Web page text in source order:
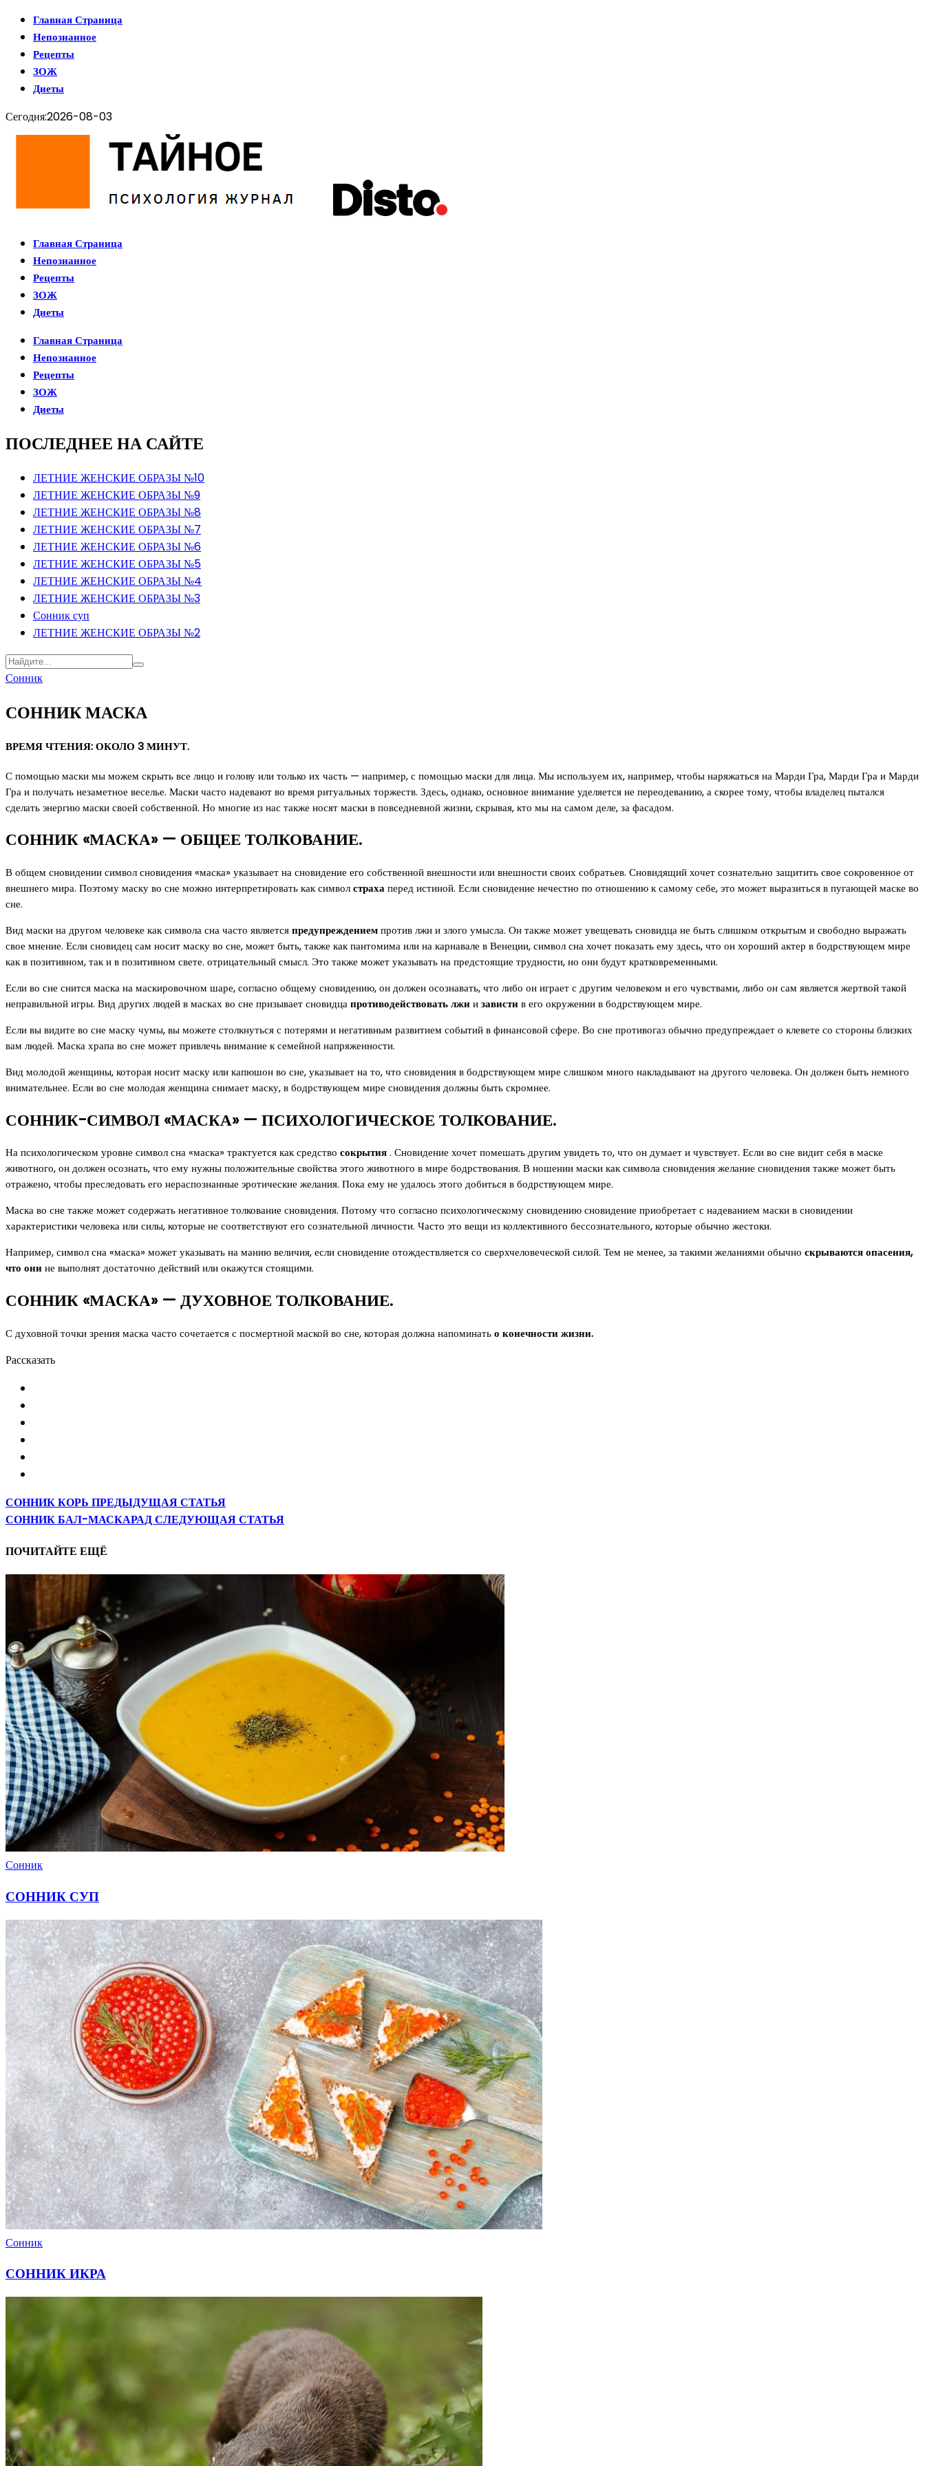
Главная Страница
Непознанное
Рецепты
ЗОЖ
Диеты
Сегодня:2026-08-03
Главная Страница
Непознанное
Рецепты
ЗОЖ
Диеты
Главная Страница
Непознанное
Рецепты
ЗОЖ
Диеты
ПОСЛЕДНЕЕ НА САЙТЕ
ЛЕТНИЕ ЖЕНСКИЕ ОБРАЗЫ №10
ЛЕТНИЕ ЖЕНСКИЕ ОБРАЗЫ №9
ЛЕТНИЕ ЖЕНСКИЕ ОБРАЗЫ №8
ЛЕТНИЕ ЖЕНСКИЕ ОБРАЗЫ №7
ЛЕТНИЕ ЖЕНСКИЕ ОБРАЗЫ №6
ЛЕТНИЕ ЖЕНСКИЕ ОБРАЗЫ №5
ЛЕТНИЕ ЖЕНСКИЕ ОБРАЗЫ №4
ЛЕТНИЕ ЖЕНСКИЕ ОБРАЗЫ №3
Сонник суп
ЛЕТНИЕ ЖЕНСКИЕ ОБРАЗЫ №2
Сонник
СОННИК МАСКА
ВРЕМЯ ЧТЕНИЯ: ОКОЛО 3 МИНУТ.
С помощью маски мы можем скрыть все лицо и голову или только их часть — например, с помощью маски для лица. Мы используем их, например, чтобы наряжаться на Марди Гра, Марди Гра и Марди
Гра и получать незаметное веселье. Маски часто надевают во время ритуальных торжеств. Здесь, однако, основное внимание уделяется не переодеванию, а скорее тому, чтобы владелец пытался
сделать энергию маски своей собственной. Но многие из нас также носят маски в повседневной жизни, скрывая, кто мы на самом деле, за фасадом.
СОННИК «МАСКА» — ОБЩЕЕ ТОЛКОВАНИЕ.
В общем сновидении символ сновидения «маска» указывает на сновидение его собственной внешности или внешности своих собратьев. Сновидящий хочет сознательно защитить свое сокровенное от
внешнего мира. Поэтому маску во сне можно интерпретировать как символстрахаперед истиной. Если сновидение нечестно по отношению к самому себе, это может выразиться в пугающей маске во
сне.
Вид маски на другом человеке как символа сна часто являетсяпредупреждениемпротив лжи и злого умысла. Он также может увещевать сновидца не быть слишком открытым и свободно выражать
свое мнение. Если сновидец сам носит маску во сне, может быть, также как пантомима или на карнавале в Венеции, символ сна хочет показать ему здесь, что он хороший актер в бодрствующем мире
как в позитивном, так и в позитивном свете. отрицательный смысл. Это также может указывать на предстоящие трудности, но они будут кратковременными.
Если во сне снится маска на маскировочном шаре, согласно общему сновидению, он должен осознавать, что либо он играет с другим человеком и его чувствами, либо он сам является жертвой такой
неправильной игры. Вид других людей в масках во сне призывает сновидцапротиводействовать лжиизавистив его окружении в бодрствующем мире.
Если вы видите во сне маску чумы, вы можете столкнуться с потерями и негативным развитием событий в финансовой сфере. Во сне противогаз обычно предупреждает о клевете со стороны близких
вам людей. Маска храпа во сне может привлечь внимание к семейной напряженности.
Вид молодой женщины, которая носит маску или капюшон во сне, указывает на то, что сновидения в бодрствующем мире слишком много накладывают на другого человека. Он должен быть немного
внимательнее. Если во сне молодая женщина снимает маску, в бодрствующем мире сновидения должны быть скромнее.
СОННИК-СИМВОЛ «МАСКА» — ПСИХОЛОГИЧЕСКОЕ ТОЛКОВАНИЕ.
На психологическом уровне символ сна «маска» трактуется как средство сокрытия. Сновидение хочет помешать другим увидеть то, что он думает и чувствует. Если во сне видит себя в маске
животного, он должен осознать, что ему нужны положительные свойства этого животного в мире бодрствования. В ношении маски как символа сновидения желание сновидения также может быть
отражено, чтобы преследовать его нераспознанные эротические желания. Пока ему не удалось этого добиться в бодрствующем мире.
Маска во сне также может содержать негативное толкование сновидения. Потому что согласно психологическому сновидению сновидение приобретает с надеванием маски в сновидении
характеристики человека или силы, которые не соответствуют его сознательной личности. Часто это вещи из коллективного бессознательного, которые обычно жестоки.
Например, символ сна «маска» может указывать на манию величия, если сновидение отождествляется со сверхчеловеческой силой. Тем не менее, за такими желаниями обычно скрываются опасения,
что онине выполнят достаточно действий или окажутся стоящими.
СОННИК «МАСКА» — ДУХОВНОЕ ТОЛКОВАНИЕ.
С духовной точки зрения маска часто сочетается с посмертной маской во сне, которая должна напоминатьо конечности жизни.
Рассказать
СОННИК КОРЬ ПРЕДЫДУЩАЯ СТАТЬЯ
СОННИК БАЛ-МАСКАРАДСЛЕДУЮЩАЯ СТАТЬЯ
ПОЧИТАЙТЕ ЕЩЁ
Сонник
СОННИК СУП
Сонник
СОННИК ИКРА